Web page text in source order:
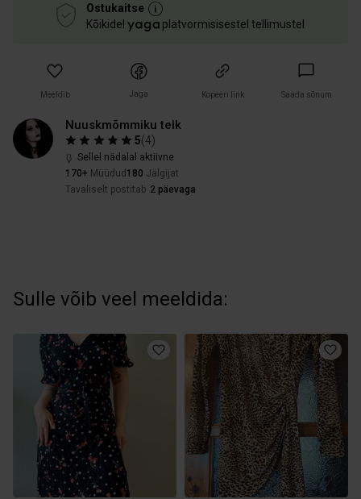
Ostukaitse
Kõikidel
platvormisisestel tellimustel
Meeldib Jaga Kopeeri link Saada sõnum
Nuuskmõmmiku telk
5(4)
Sellel nädalal aktiivne
170+ Müüdud 180 Jälgijat
Tavaliselt postitab 2 päevaga
Sulle võib veel meeldida: